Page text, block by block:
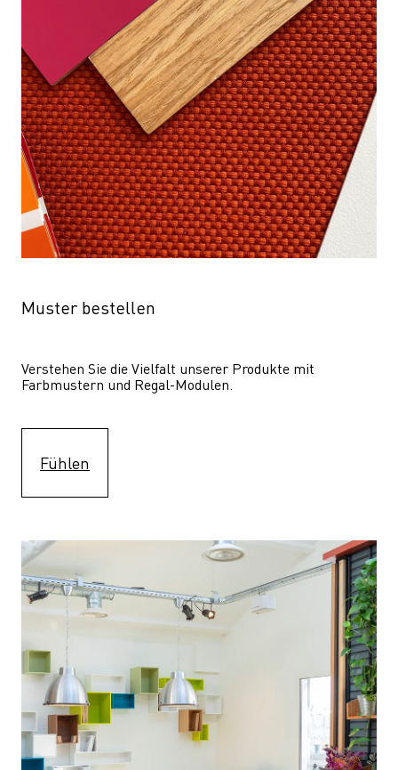
Muster bestellen
Verstehen Sie die Vielfalt unserer Produkte mit
Farbmustern und Regal-Modulen.
Fühlen